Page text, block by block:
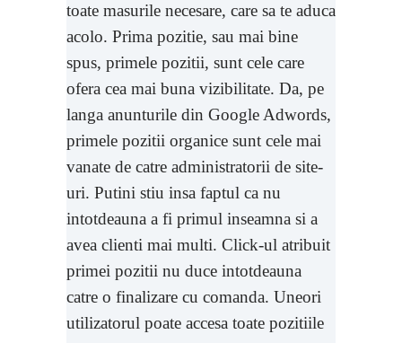
toate masurile necesare, care sa te aduca
acolo. Prima pozitie, sau mai bine
spus, primele pozitii, sunt cele care
ofera cea mai buna vizibilitate. Da, pe
langa anunturile din Google Adwords,
primele pozitii organice sunt cele mai
vanate de catre administratorii de site-
uri. Putini stiu insa faptul ca nu
intotdeauna a fi primul inseamna si a
avea clienti mai multi. Click-ul atribuit
primei pozitii nu duce intotdeauna
catre o finalizare cu comanda. Uneori
utilizatorul poate accesa toate pozitiile